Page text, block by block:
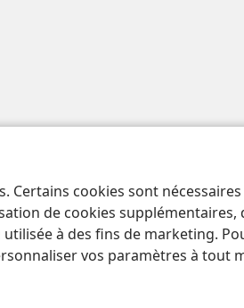
Certains cookies sont nécessaires
de cookies supplémentaires,
à des fins de marketing.
vos paramètres à tout